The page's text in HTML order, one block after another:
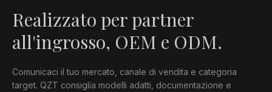
Realizzato per partner
all'ingrosso, OEM e ODM.
Comunicaci il tuo mercato, canale di vendita e categoria
target. QZT consiglia modelli adatti, documentazione e